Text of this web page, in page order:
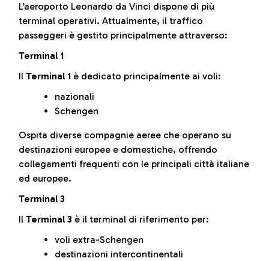
L’aeroporto Leonardo da Vinci dispone di più
terminal operativi. Attualmente, il traffico
passeggeri è gestito principalmente attraverso:
Terminal 1
Il Terminal 1 è dedicato principalmente ai voli:
nazionali
Schengen
Ospita diverse compagnie aeree che operano su
destinazioni europee e domestiche, offrendo
collegamenti frequenti con le principali città italiane
ed europee.
Terminal 3
Il Terminal 3 è il terminal di riferimento per:
voli extra-Schengen
destinazioni intercontinentali